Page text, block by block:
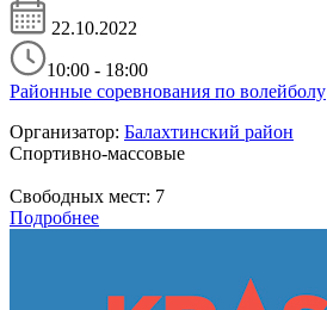
22.10.2022
10:00 - 18:00
Районные соревнования по волейболу
Организатор: Балахтинский район
Спортивно-массовые
Свободных мест: 7
Подробнее